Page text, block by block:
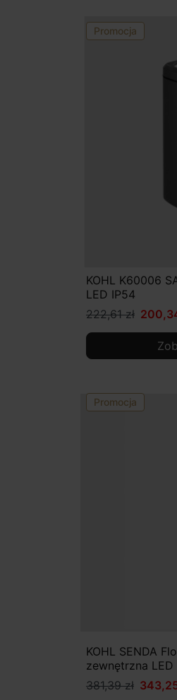
Promocja
KOHL K60006
LED IP54
222,61 zł
Promocja
KOHL SENDA
zewnętrzna LED
381,39 zł